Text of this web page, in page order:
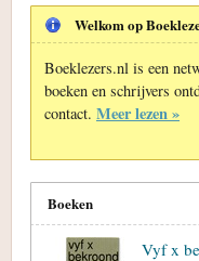
Welkom op
Boeklezers.nl is een
boeken en schrijvers
contact. Meer lezen »
Boeken
Vyf x